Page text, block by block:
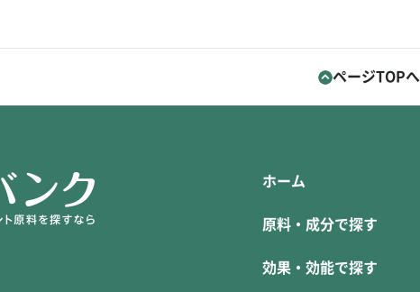
ページTOPへ
ホーム
原料・成分で探す
効果・効能で探す